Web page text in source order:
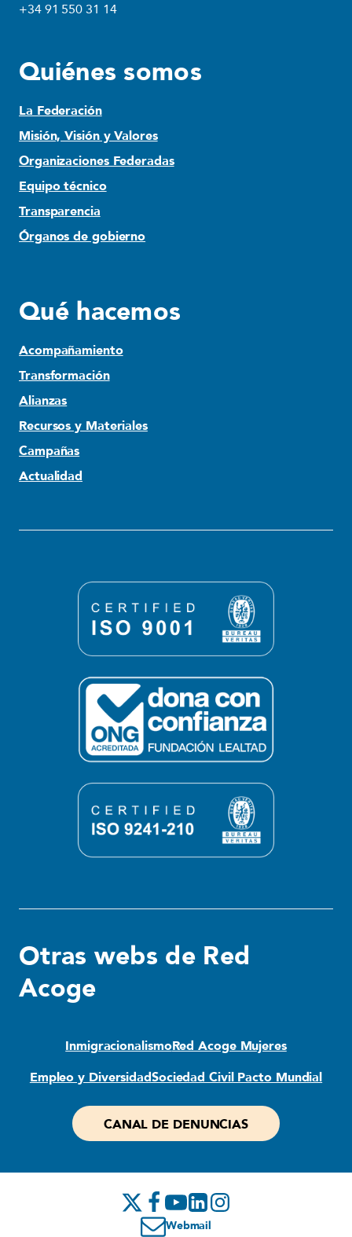
+34 91 550 31 14
Quiénes somos
La Federación
Misión, Visión y Valores
Organizaciones Federadas
Equipo técnico
Transparencia
Órganos de gobierno
Qué hacemos
Acompañamiento
Transformación
Alianzas
Recursos y Materiales
Campañas
Actualidad
Otras webs de Red
Acoge
InmigracionalismoRed Acoge Mujeres
Empleo y DiversidadSociedad Civil Pacto Mundial
CANAL DE DENUNCIAS
Webmail